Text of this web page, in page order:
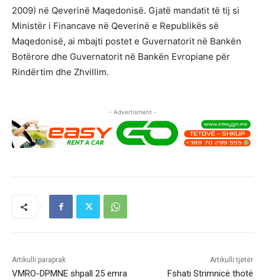
2009) në Qeverinë Maqedonisë. Gjatë mandatit të tij si
Ministër i Financave në Qeverinë e Republikës së
Maqedonisë, ai mbajti postet e Guvernatorit në Bankën
Botërore dhe Guvernatorit në Bankën Evropiane për
Rindërtim dhe Zhvillim.
- Advertisment -
Artikulli paraprak
VMRO-DPMNE shpall 25 emra
Artikulli tjetër
Fshati Strimnicë thotë